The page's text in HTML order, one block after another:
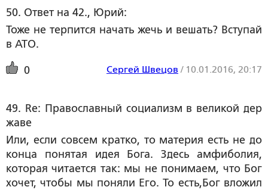
50. Ответ на 42., Юрий:
Тоже не терпится начать жечь и вешать? Вступай
в АТО.
0 Сергей Швецов / 10.01.2016, 20:17
49. Re: Православный социализм в великой дер
жаве
Или, если совсем кратко, то материя есть не до
конца понятая идея Бога. Здесь амфиболия,
которая читается так: мы не понимаем, что Бог
хочет, чтобы мы поняли Его. То есть,Бог вложил